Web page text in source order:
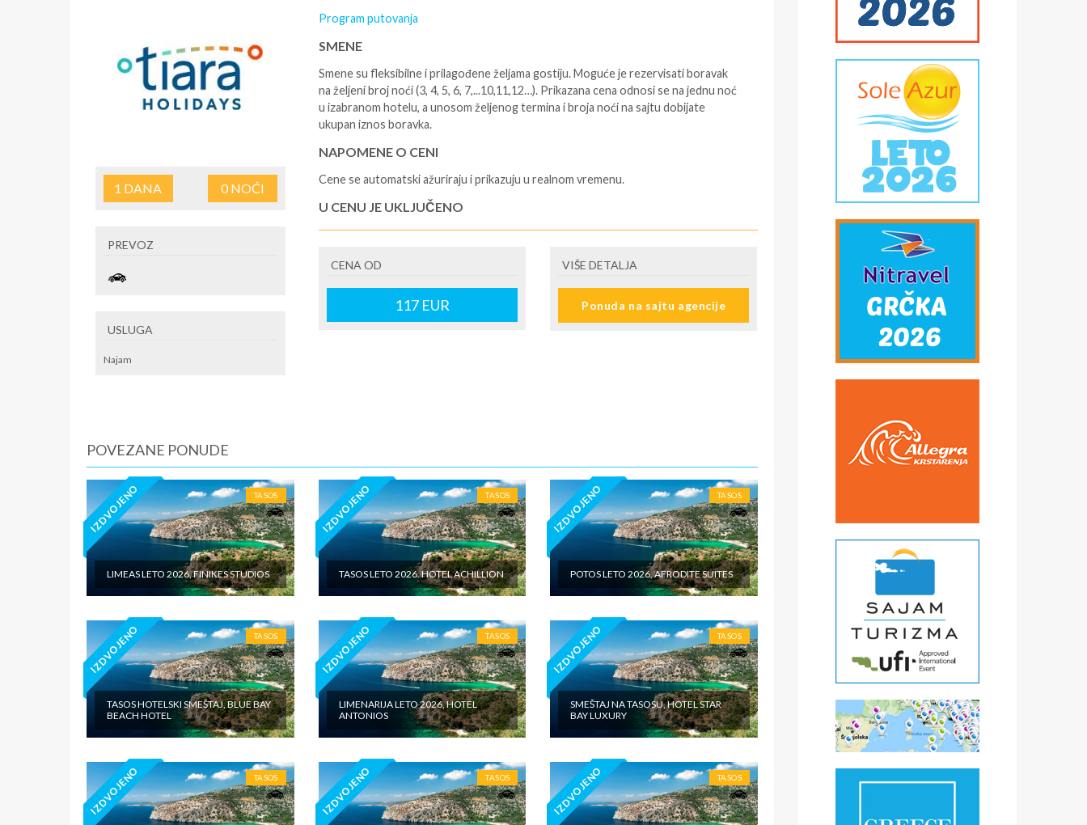
1 DANA 0NOĆI
PREVOZ
USLUGA
Najam
Program putovanja
SMENE
Smene su fleksibilne i prilagođene željama gostiju. Moguće je rezervisati boravak
na željeni broj noći (3, 4, 5, 6, 7,...10,11,12…). Prikazana cena odnosi se na jednu noć
u izabranom hotelu, a unosom željenog termina i broja noći na sajtu dobijate
ukupan iznos boravka.
NAPOMENE O CENI
Cene se automatski ažuriraju i prikazuju u realnom vremenu.
U CENU JE UKLJUČENO
- rezervisane i potvrđene usluge u izabranoj smeštajnoj jedinici prema opisu -
putovanja
- boravišne takse (naknada za otpornost na klimatsku krizu) na destinaciji, plaćaju
plaćaju u valuti domicilne zemlje na licu mesta. - individualne troškove
CENA OD
117EUR
VIŠE DETALJA
Ponuda na sajtu agencije
POVEZANE PONUDE
IZDVOJENO TASOS
LIMEAS LETO 2026, FINIKES STUDIOS
IZDVOJENO TASOS
TASOS LETO 2026. HOTEL ACHILLION
IZDVOJENO TASOS
POTOS LETO 2026, AFRODITE SUITES
IZDVOJENO TASOS
TASOS HOTELSKI SMEŠTAJ, BLUE BAY
BEACH HOTEL
IZDVOJENO TASOS
LIMENARIJA LETO 2026, HOTEL
ANTONIOS
IZDVOJENO TASOS
SMEŠTAJ NA TASOSU, HOTEL STAR
BAY LUXURY
IZDVOJENO TASOS IZDVOJENO TASOS IZDVOJENO TASOS